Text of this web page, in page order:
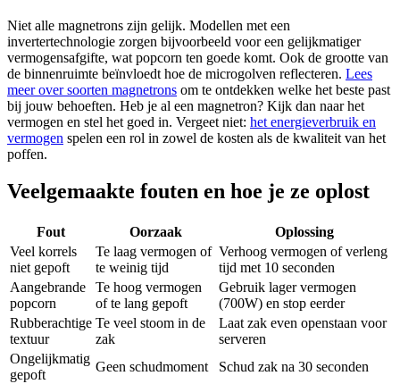
Niet alle magnetrons zijn gelijk. Modellen met een
invertertechnologie zorgen bijvoorbeeld voor een gelijkmatiger
vermogensafgifte, wat popcorn ten goede komt. Ook de grootte van
de binnenruimte beïnvloedt hoe de microgolven reflecteren. Lees
meer over soorten magnetrons om te ontdekken welke het beste past
bij jouw behoeften. Heb je al een magnetron? Kijk dan naar het
vermogen en stel het goed in. Vergeet niet: het energieverbruik en
vermogen spelen een rol in zowel de kosten als de kwaliteit van het
poffen.
Veelgemaakte fouten en hoe je ze oplost
Fout Oorzaak
Oplossing
Veel korrels
niet gepoft
Te laag vermogen of
te weinig tijd
Verhoog vermogen of verleng
tijd met 10 seconden
Aangebrande
popcorn
Te hoog vermogen
of te lang gepoft
Gebruik lager vermogen
(700W) en stop eerder
Rubberachtige
textuur
Te veel stoom in de
zak
Laat zak even openstaan voor
serveren
Ongelijkmatig
gepoft
Geen schudmoment Schud zak na 30 seconden